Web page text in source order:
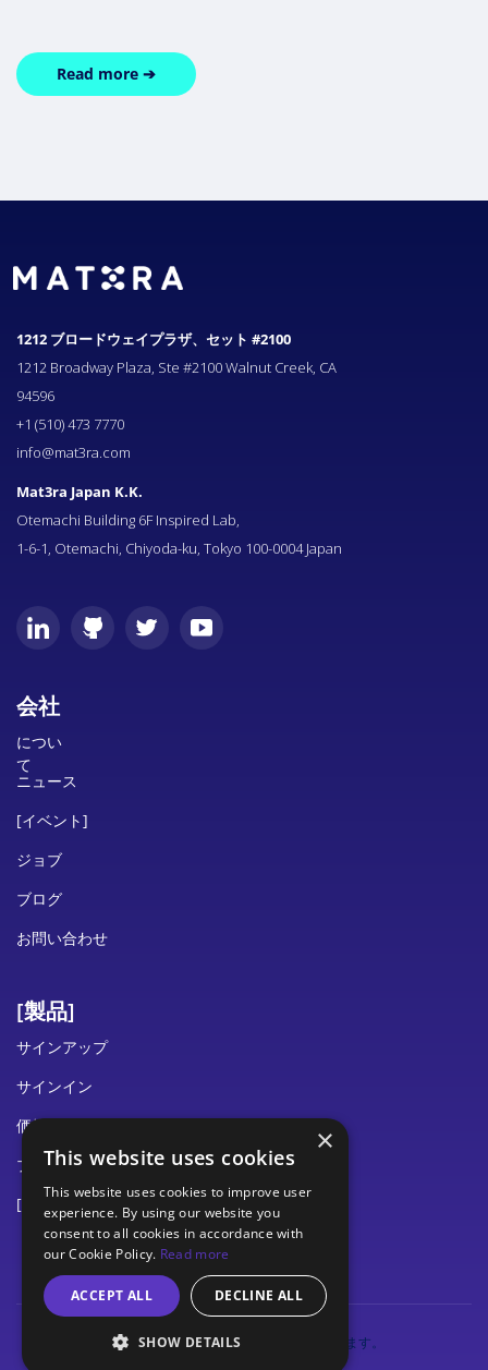
Read more ➔
1212 ブロードウェイプラザ、セット #2100
1212 Broadway Plaza, Ste #2100 Walnut Creek, CA
94596
+1 (510) 473 7770
info@mat3ra.com
Mat3ra Japan K.K.
Otemachi Building 6F Inspired Lab,
1-6-1, Otemachi, Chiyoda-ku, Tokyo 100-0004 Japan
会社
につい
て
ニュース
[イベント]
ジョブ
ブログ
お問い合わせ
[製品]
サインアップ
サインイン
価格設定
プライバシー
[セキュリティ]
ドキュメンテーション
© 2024 エクサバイト株式会社無断転載を禁じます。
×
This website uses cookies
This website uses cookies to improve user
experience. By using our website you
consent to all cookies in accordance with
our Cookie Policy. Read more
ACCEPT ALL DECLINE ALL
SHOW DETAILS